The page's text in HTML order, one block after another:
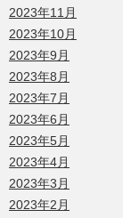
2023年11月
2023年10月
2023年9月
2023年8月
2023年7月
2023年6月
2023年5月
2023年4月
2023年3月
2023年2月